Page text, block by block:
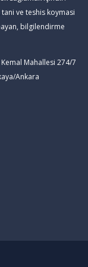
ve teshis koymasi
bilgilendirme
Mahallesi 274/7
Ankara